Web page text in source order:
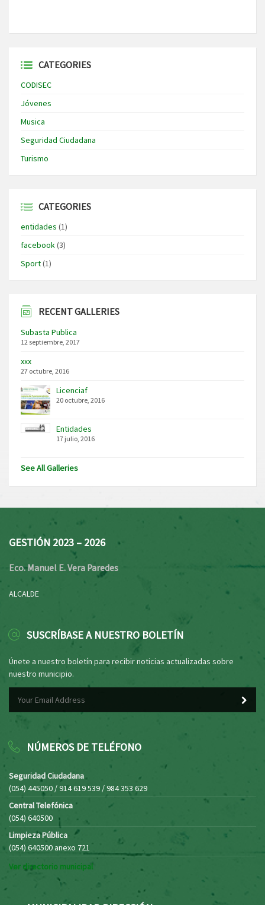
CATEGORIES
CODISEC
Jóvenes
Musica
Seguridad Ciudadana
Turismo
CATEGORIES
entidades (1)
facebook(3)
Sport(1)
RECENT GALLERIES
Subasta Publica
12 septiembre, 2017
xxx
27 octubre, 2016
Licenciaf
20 octubre, 2016
Entidades
17 julio, 2016
See All Galleries
GESTIÓN 2023 – 2026
Eco. Manuel E. Vera Paredes
ALCALDE
SUSCRÍBASE A NUESTRO BOLETÍN
Únete a nuestro boletín para recibir noticias actualizadas sobre
nuestro municipio.
NÚMEROS DE TELÉFONO
Seguridad Ciudadana
(054) 445050 / 914 619 539 / 984 353 629
Central Telefónica
(054) 640500
Limpieza Pública
(054) 640500 anexo 721
Ver directorio municipal